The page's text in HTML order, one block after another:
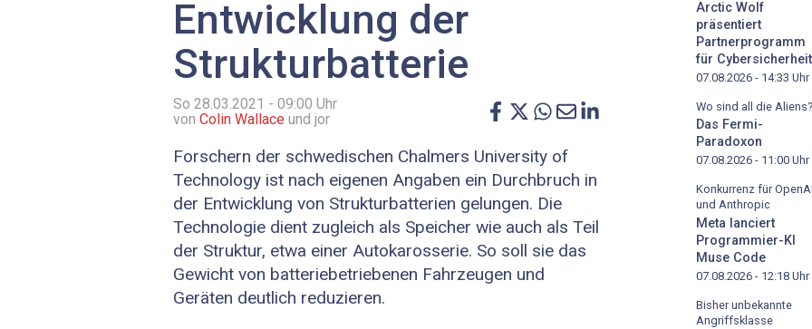
Entwicklung der
Strukturbatterie
So 28.03.2021 - 09:00 Uhr
von Colin Wallace und jor
Forschern der schwedischen Chalmers University of
Technology ist nach eigenen Angaben ein Durchbruch in
der Entwicklung von Strukturbatterien gelungen. Die
Technologie dient zugleich als Speicher wie auch als Teil
der Struktur, etwa einer Autokarosserie. So soll sie das
Gewicht von batteriebetriebenen Fahrzeugen und
Geräten deutlich reduzieren.
Arctic Wolf
präsentiert
Partnerprogramm
für Cybersicherheit
07.08.2026 - 14:33 Uhr
Wo sind all die Aliens?
Das Fermi-
Paradoxon
07.08.2026 - 11:00 Uhr
Konkurrenz für OpenAI
und Anthropic
Meta lanciert
Programmier-KI
Muse Code
07.08.2026 - 12:18 Uhr
Bisher unbekannte
Angriffsklasse